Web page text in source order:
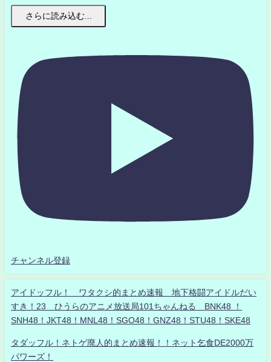
さらに読み込む...
チャンネル登録
アイドッフル！ ワタクシ的まとめ速報 地下格闘アイドルだい
すき！23 ひうらのアニメ放送局101ちゃんねる BNK48 ！
SNH48！JKT48！MNL48！SGO48！GNZ48！STU48！SKE48
タダッフル！ネトゲ廃人的まとめ速報！！ネット乞食DE2000万
パワーズ！